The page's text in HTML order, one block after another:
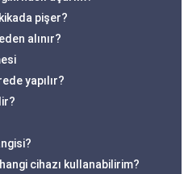
pişer?
alınır?
yapılır?
cihazı kullanabilirim?